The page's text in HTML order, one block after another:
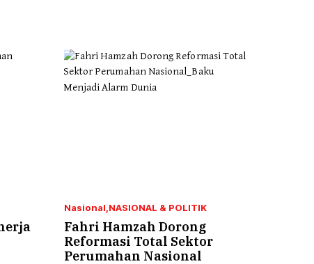
Nasional NASIONAL & POLITIK
Fahri Hamzah Dorong
Reformasi Total Sektor
Perumahan Nasional